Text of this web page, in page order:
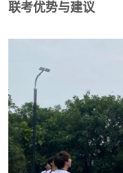
联考优势与建议